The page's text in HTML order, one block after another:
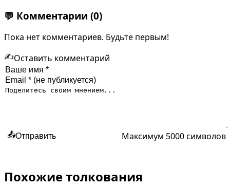
💬 Комментарии (0)
Пока нет комментариев. Будьте первым!
✍️Оставить комментарий
📤Отправить Максимум 5000 символов
Похожие толкования